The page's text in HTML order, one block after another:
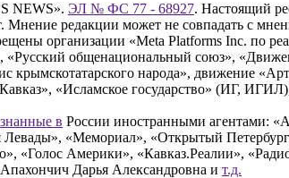
NEWS». ЭЛ № ФС 77 - 68927. Настоящий
редакции может не совпадать с
организации «Meta Platforms Inc. по
«Русский общенациональный союз»,
народа», движение
«Исламское государство» (ИГ,
в России иностранными агентами:
«Мемориал», «Открытый
«Голос Америки», «Кавказ.Реалии»,
Дарья Александровна и т.д.